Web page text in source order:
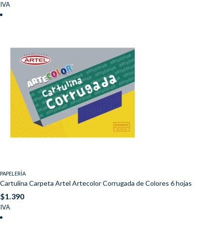
IVA
PAPELERÍA
Cartulina Carpeta Artel Artecolor Corrugada de Colores 6 hojas
$1.390
IVA